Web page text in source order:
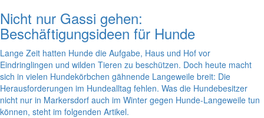
Nicht nur Gassi gehen:
Beschäftigungsideen für Hunde
Lange Zeit hatten Hunde die Aufgabe, Haus und Hof vor
Eindringlingen und wilden Tieren zu beschützen. Doch heute macht
sich in vielen Hundekörbchen gähnende Langeweile breit: Die
Herausforderungen im Hundealltag fehlen. Was die Hundebesitzer
nicht nur in Markersdorf auch im Winter gegen Hunde-Langeweile tun
können, steht im folgenden Artikel.